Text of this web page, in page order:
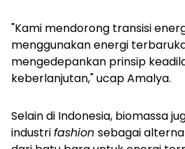
"Kami mendorong transisi
menggunakan energi
mengedepankan prinsip
keberlanjutan," ucap Amalya.
Selain di Indonesia, biomassa
industrifashion sebagai